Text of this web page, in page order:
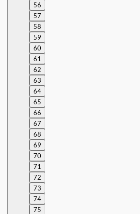
56
57
58
59
60
61
62
63
64
65
66
67
68
69
70
71
72
73
74
75